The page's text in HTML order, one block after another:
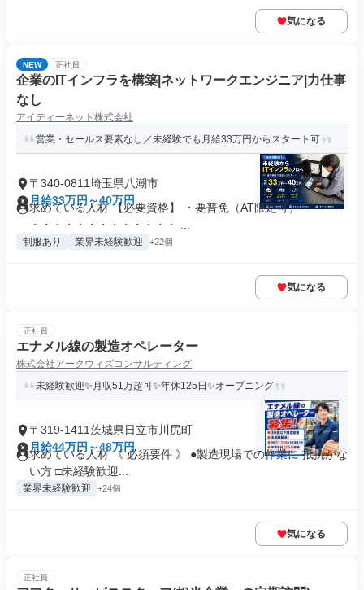
気になる
NEW 正社員
企業のITインフラを構築|ネットワークエンジニア|力仕事
なし
アイディーネット株式会社
営業・セールス要素なし／未経験でも月給33万円からスタート可
〒340-0811埼玉県八潮市
月給33万円～40万円
求めている人材 【必要資格】 ・要普免（AT限定可）
・・・・・・・・・・・・・ ...
制服あり 業界未経験歓迎 +22個
気になる
正社員
エナメル線の製造オペレーター
株式会社アークウィズコンサルティング
未経験歓迎✨月収51万超可✨年休125日✨オープニング
〒319-1411茨城県日立市川尻町
月給44万円～48万円
求めている人材 《 必須要件 》 ●製造現場での作業に 抵抗がな
い方 □未経験歓迎...
業界未経験歓迎 +24個
気になる
正社員